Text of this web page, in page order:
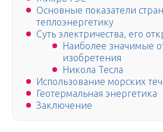
Основные показатели
теплоэнергетику
Суть электричества, его
Наиболее значимые
изобретения
Никола Тесла
Использование морских
Геотермальная энергетика
Заключение